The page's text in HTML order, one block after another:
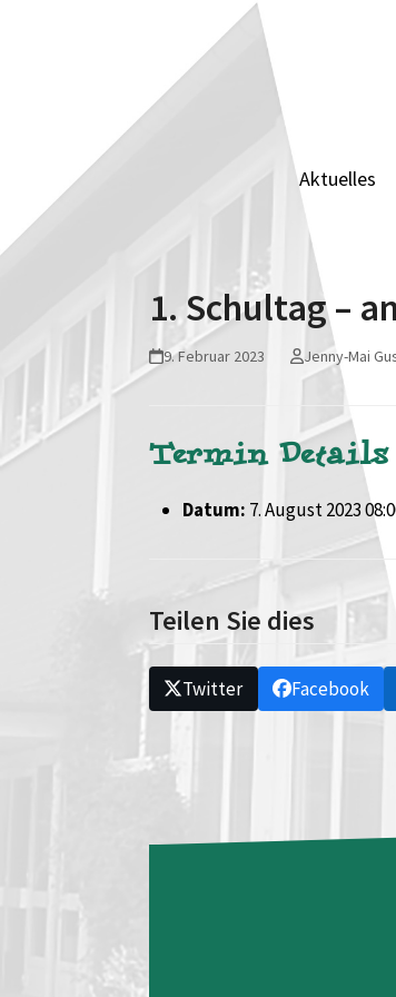
Aktuelles
1. Schultag –
9. Februar 2023 Jenny-Mai
Termin Details
Datum: 7. August 2023
Teilen Sie dies
Twitter Facebook